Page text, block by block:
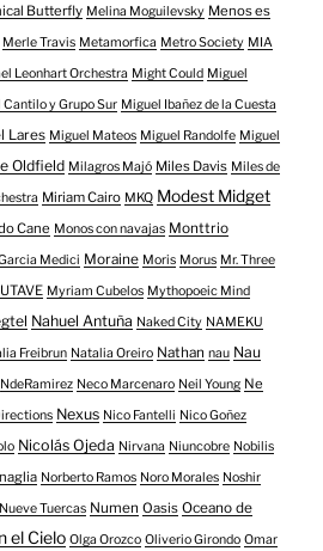
Butterfly Melina Moguilevsky Menos es
Merle Travis Metamorfica Metro Society MIA
Leonhart Orchestra Might Could Miguel
Cantilo y Grupo Sur Miguel Ibañez de la Cuesta
Lares Miguel Mateos Miguel Randolfe Miguel
Oldfield Milagros Majó Miles Davis Miles de
Miriam Cairo MKQ Modest Midget
Cane Monos con navajas Monttrio
Medici Moraine Moris Morus Mr. Three
Myriam Cubelos Mythopoeic Mind
Nahuel Antuña Naked City NAMEKU
Freibrun Natalia Oreiro Nathan nau Nau
NdeRamirez Neco Marcenaro Neil Young Ne
Nexus Nico Fantelli Nico Goñez
Nicolás Ojeda Nirvana Niuncobre Nobilis
Norberto Ramos Noro Morales Noshir
Nueve Tuercas Numen Oasis Oceano de
el Cielo Olga Orozco Oliverio Girondo Omar